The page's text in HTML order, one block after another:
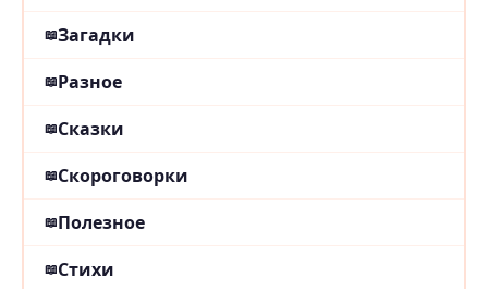
Загадки
Разное
Сказки
Скороговорки
Полезное
Стихи